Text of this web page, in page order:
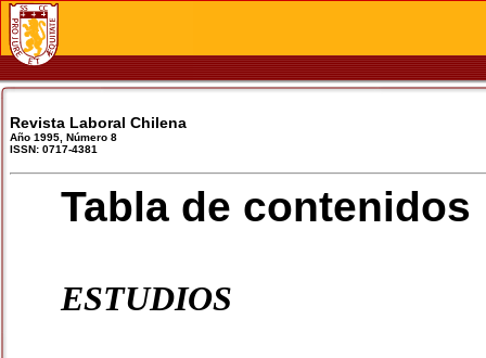
Revista Laboral Chilena
Año 1995, Número 8
ISSN: 0717-4381
Tabla de contenidos
ESTUDIOS